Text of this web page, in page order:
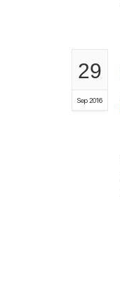
29
Sep 2016